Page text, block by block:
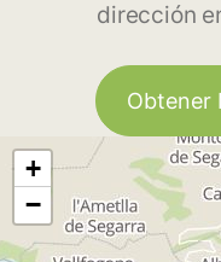
dirección
Obtener
+
−